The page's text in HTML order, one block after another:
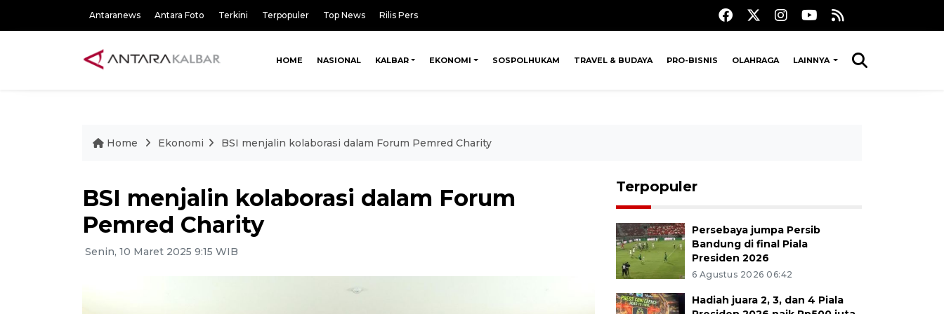
Antaranews Antara Foto Terkini Terpopuler Top News Rilis Pers
HOME NASIONAL KALBAR EKONOMI SOSPOLHUKAM TRAVEL & BUDAYA PRO-BISNIS OLAHRAGA LAINNYA
Home Ekonomi BSI menjalin kolaborasi dalam Forum Pemred Charity
BSI menjalin kolaborasi dalam Forum
Pemred Charity
Senin, 10 Maret 2025 9:15 WIB
Terpopuler
Persebaya jumpa Persib
Bandung di final Piala
Presiden 2026
6 Agustus 2026 06:42
Hadiah juara 2, 3, dan 4 Piala